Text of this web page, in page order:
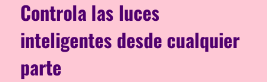
Controla las luces
inteligentes desde cualquier
parte